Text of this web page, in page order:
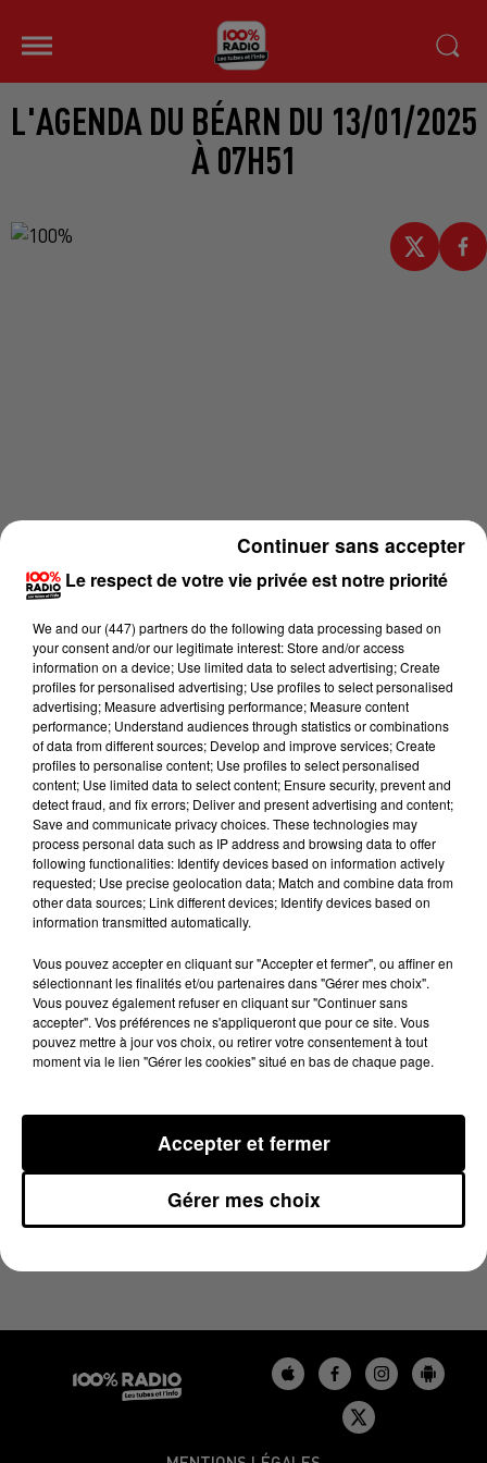
L'AGENDA DU BÉARN DU 13/01/2025
À 07H51
Lecture (1 min 14 sec)
100%
13 janvier 2025 - 1 min 14 sec
L'AGENDA DU BÉARN DU 13/01/2025 À 07H51
Le respect de votre vie privée est notre priorité
We and our (447) partnersdo the following data processing based on
your consent and/or our legitimate interest: Store and/or access
information on a device; Use limited data to select advertising; Create
profiles for personalised advertising; Use profiles to select personalised
advertising; Measure advertising performance; Measure content
performance; Understand audiences through statistics or combinations
of data from different sources; Develop and improve services; Create
profiles to personalise content; Use profiles to select personalised
content; Use limited data to select content; Ensure security, prevent and
detect fraud, and fix errors; Deliver and present advertising and content;
Save and communicate privacy choices. These technologies may
process personal data such as IP address and browsing data to offer
following functionalities: Identify devices based on information actively
requested; Use precise geolocation data; Match and combine data from
other data sources; Link different devices; Identify devices based on
information transmitted automatically.
Vous pouvez accepter en cliquant sur "Accepter et fermer", ou affiner en
sélectionnant les finalités et/ou partenaires dans "Gérer mes choix".
Vous pouvez également refuser en cliquant sur "Continuer sans
accepter". Vos préférences ne s'appliqueront que pour ce site. Vous
pouvez mettre à jour vos choix, ou retirer votre consentement à tout
moment via le lien "Gérer les cookies" situé en bas de chaque page.
Gérer mes choix
Accepter et fermer
Continuer sans accepter